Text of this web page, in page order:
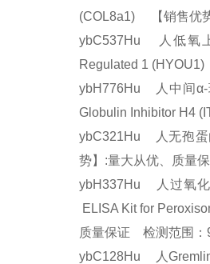
(COL8a1) 【销售优
ybC537Hu 人低氧
Regulated 1
ybH776Hu 人中间α-
Globulin Inhibitor H4
ybC321Hu 人无孢
势】:量大从优、质量
ybH337Hu 人过氧化
ELISA Kit for
质量保证 检测范围
ybC128Hu 人